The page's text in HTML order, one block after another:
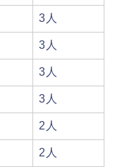
3人
3人
3人
3人
2人
2人